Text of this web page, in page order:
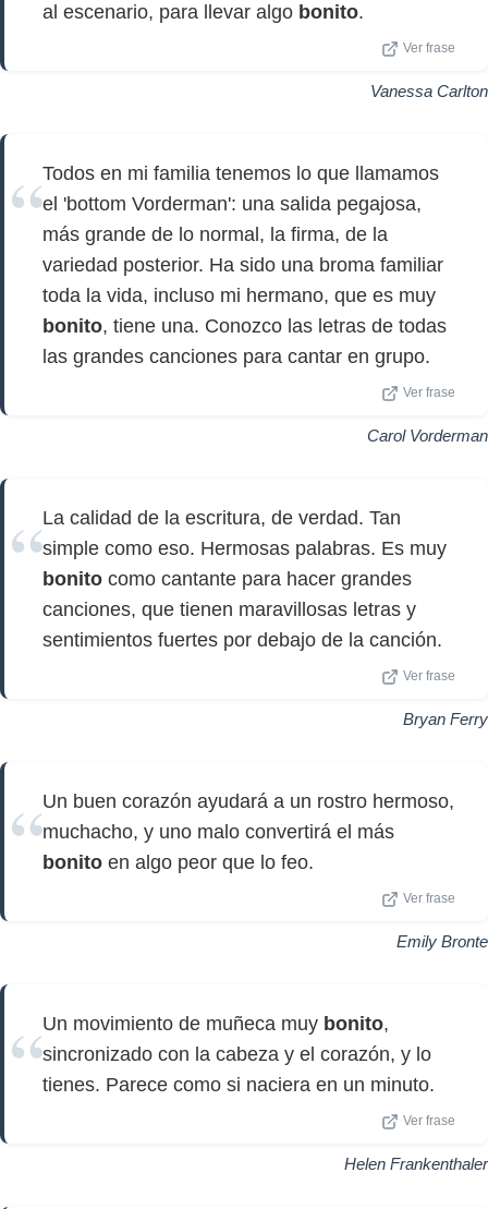
al escenario, para llevar algo bonito.
Ver frase
Vanessa Carlton
Todos en mi familia tenemos lo que llamamos
el 'bottom Vorderman': una salida pegajosa,
más grande de lo normal, la firma, de la
variedad posterior. Ha sido una broma familiar
toda la vida, incluso mi hermano, que es muy
bonito, tiene una. Conozco las letras de todas
las grandes canciones para cantar en grupo.
Ver frase
Carol Vorderman
La calidad de la escritura, de verdad. Tan
simple como eso. Hermosas palabras. Es muy
bonito como cantante para hacer grandes
canciones, que tienen maravillosas letras y
sentimientos fuertes por debajo de la canción.
Ver frase
Bryan Ferry
Un buen corazón ayudará a un rostro hermoso,
muchacho, y uno malo convertirá el más
bonito en algo peor que lo feo.
Ver frase
Emily Bronte
Un movimiento de muñeca muy bonito,
sincronizado con la cabeza y el corazón, y lo
tienes. Parece como si naciera en un minuto.
Ver frase
Helen Frankenthaler